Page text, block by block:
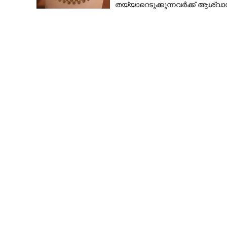
തയ്യാറെടുക്കുന്നവർക്ക്